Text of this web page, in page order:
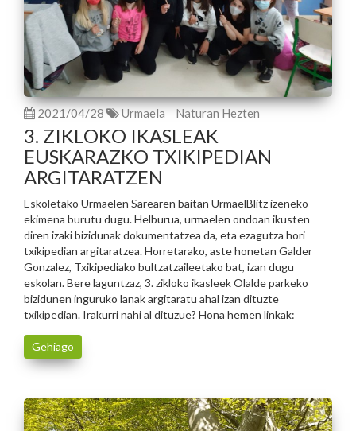
2021/04/28 Urmaela Naturan Hezten
3. ZIKLOKO IKASLEAK
EUSKARAZKO TXIKIPEDIAN
ARGITARATZEN
Eskoletako Urmaelen Sarearen baitan UrmaelBlitz izeneko
ekimena burutu dugu. Helburua, urmaelen ondoan ikusten
diren izaki bizidunak dokumentatzea da, eta ezagutza hori
txikipedian argitaratzea. Horretarako, aste honetan Galder
Gonzalez, Txikipediako bultzatzaileetako bat, izan dugu
eskolan. Bere laguntzaz, 3. zikloko ikasleek Olalde parkeko
bizidunen inguruko lanak argitaratu ahal izan dituzte
txikipedian. Irakurri nahi al dituzue? Hona hemen linkak:
Gehiago